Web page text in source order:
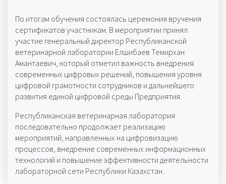
По итогам обучения состоялась церемония вручения
сертификатов участникам. В мероприятии принял
участие генеральный директор Республиканской
ветеринарной лаборатории Елшибаев Темирхан
Амантаевич, который отметил важность внедрения
современных цифровых решений, повышения уровня
цифровой грамотности сотрудников и дальнейшего
развития единой цифровой среды Предприятия.
Республиканская ветеринарная лаборатория
последовательно продолжает реализацию
мероприятий, направленных на цифровизацию
процессов, внедрение современных информационных
технологий и повышение эффективности деятельности
лабораторной сети Республики Казахстан.